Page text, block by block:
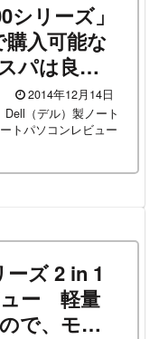
シリーズ」
入可能な
パは良い
もある、
トパソコ
2014年12月14日
Dell（デル）製ノート
トパソコンレビュー
ーズ 2 in 1
ュー 軽量
で、モバ